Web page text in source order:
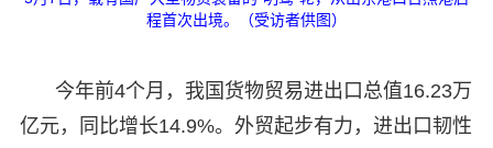
程首次出境。（受访者供图）
今年前4个月，我国货物贸易进出口总值16.23万
亿元，同比增长14.9%。外贸起步有力，进出口韧性